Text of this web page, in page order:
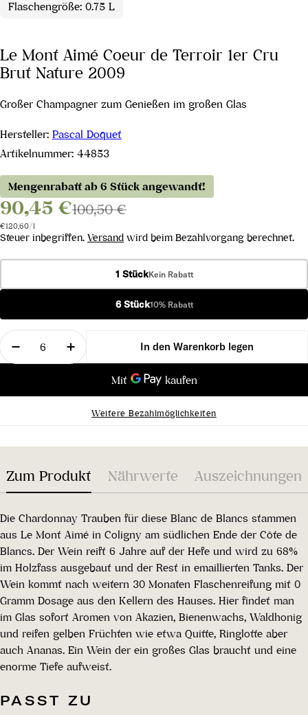
Flaschengröße: 0.75 L
Le Mont Aimé Coeur de Terroir 1er Cru
Brut Nature 2009
Großer Champagner zum Genießen im großen Glas
Hersteller: Pascal Doquet
Artikelnummer: 44853
Mengenrabatt ab 6 Stück angewandt!
90,45 €100,50 €
Stückpreis
€120,60/pro
l
Steuer inbegriffen. Versand wird beim Bezahlvorgang berechnet.
1 StückKein Rabatt
6 Stück10% Rabatt
Menge
Menge für Le Mont Aimé Coeur de Terroir 1er
Menge für Le Mont Aimé Coeur de
In den Warenkorb legen
Weitere Bezahlmöglichkeiten
Zum Produkt Nährwerte Auszeichnungen
Die Chardonnay Trauben für diese Blanc de Blancs stammen
aus Le Mont Aimé in Coligny am südlichen Ende der Côte de
Blancs. Der Wein reift 6 Jahre auf der Hefe und wird zu 68%
im Holzfass ausgebaut und der Rest in emaillierten Tanks. Der
Wein kommt nach weitern 30 Monaten Flaschenreifung mit 0
Gramm Dosage aus den Kellern des Hauses. Hier findet man
im Glas sofort Aromen von Akazien, Bienenwachs, Waldhonig
und reifen gelben Früchten wie etwa Quitte, Ringlotte aber
auch Ananas. Ein Wein der ein großes Glas braucht und eine
enorme Tiefe aufweist.
PASST ZU